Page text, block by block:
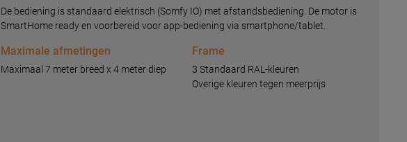
De bediening is standaard elektrisch (Somfy IO) met afstandsbediening. De motor is
SmartHome ready en voorbereid voor app-bediening via smartphone/tablet.
Maximale afmetingen
Maximaal 7 meter breed x 4 meter diep
Frame
3 Standaard RAL-kleuren
Overige kleuren tegen meerprijs